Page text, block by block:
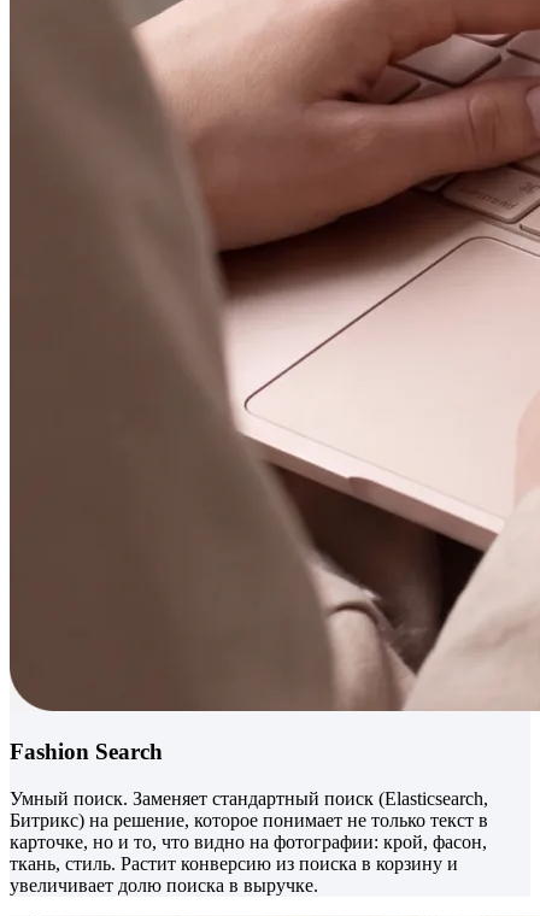
Fashion Search
Умный поиск. Заменяет стандартный поиск (Elasticsearch,
Битрикс) на решение, которое понимает не только текст в
карточке, но и то, что видно на фотографии: крой, фасон,
ткань, стиль. Растит конверсию из поиска в корзину и
увеличивает долю поиска в выручке.